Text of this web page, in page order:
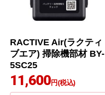
RACTIVE Air(ラクティ
ブエア) 掃除機部材 BY-
5SC25
11,600円(税込)